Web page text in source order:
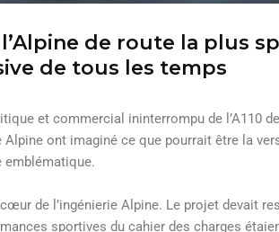
l’Alpine de route la plus
de tous les temps
et commercial ininterrompu de l’A110
Alpine ont imaginé ce que pourrait être la
emblématique.
de l’ingénierie Alpine. Le projet devait
sportives du cahier des charges